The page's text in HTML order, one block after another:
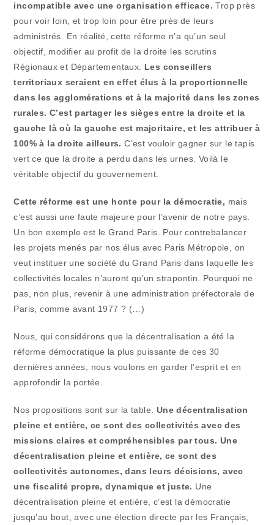
incompatible avec une organisation efficace.Trop près
pour voir loin, et trop loin pour être près de leurs
administrés. En réalité, cette réforme n’a qu’un seul
objectif, modifier au profit de la droite les scrutins
Régionaux et Départementaux. Les conseillers
territoriaux seraient en effet élus à la proportionnelle
dans les agglomérations et à la majorité dans les zones
rurales. C’est partager les sièges entre la droite et la
gauche là où la gauche est majoritaire, et les attribuer à
100% à la droite ailleurs. C’est vouloir gagner sur le tapis
vert ce que la droite a perdu dans les urnes. Voilà le
véritable objectif du gouvernement.
Cette réforme est une honte pour la démocratie, mais
c’est aussi une faute majeure pour l’avenir de notre pays.
Un bon exemple est le Grand Paris. Pour contrebalancer
les projets menés par nos élus avec Paris Métropole, on
veut instituer une société du Grand Paris dans laquelle les
collectivités locales n’auront qu’un strapontin. Pourquoi ne
pas, non plus, revenir à une administration préfectorale de
Paris, comme avant 1977 ? (…)
Nous, qui considérons que la décentralisation a été la
réforme démocratique la plus puissante de ces 30
dernières années, nous voulons en garder l’esprit et en
approfondir la portée.
Nos propositions sont sur la table. Une décentralisation
pleine et entière, ce sont des collectivités avec des
missions claires et compréhensibles par tous. Une
décentralisation pleine et entière, ce sont des
collectivités autonomes, dans leurs décisions, avec
une fiscalité propre, dynamique et juste. Une
décentralisation pleine et entière, c’est la démocratie
jusqu’au bout, avec une élection directe par les Français,